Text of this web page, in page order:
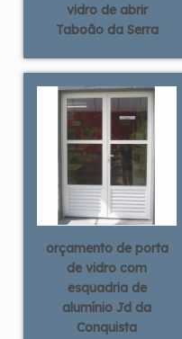
vidro de abrir
Taboão da Serra
orçamento de porta
de vidro com
esquadria de
alumínio Jd da
Conquista